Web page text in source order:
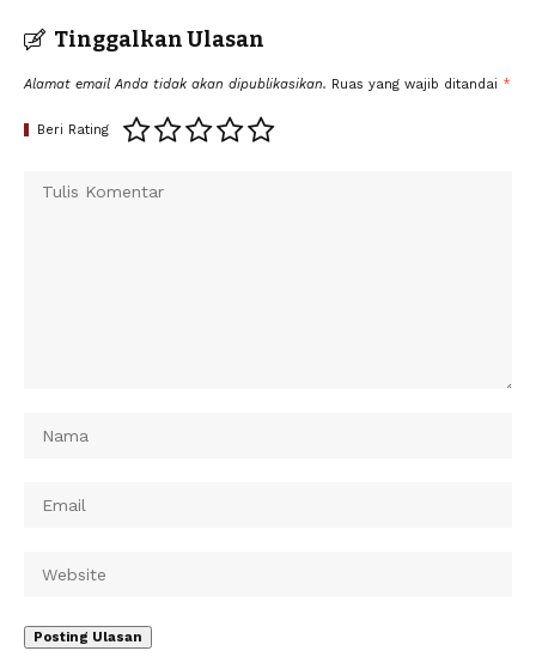
Tinggalkan Ulasan
Alamat email Anda tidak akan dipublikasikan. Ruas yang wajib ditandai *
Beri Rating